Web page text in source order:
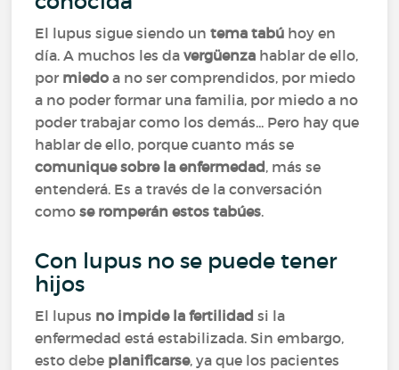
El lupus sigue siendo untema tabú hoy en
día. A muchos les davergüenza hablar de ello,
por miedoa no ser comprendidos, por miedo
a no poder formar una familia, por miedo a no
poder trabajar como los demás... Pero hay que
hablar de ello, porque cuanto más se
comunique sobre la enfermedad, más se
entenderá. Es a través de la conversación
comose romperán estos tabúes.
Con lupus no se puede tener
hijos
El lupus no impide la fertilidad si la
enfermedad está estabilizada. Sin embargo,
esto debe planificarse, ya que los pacientes